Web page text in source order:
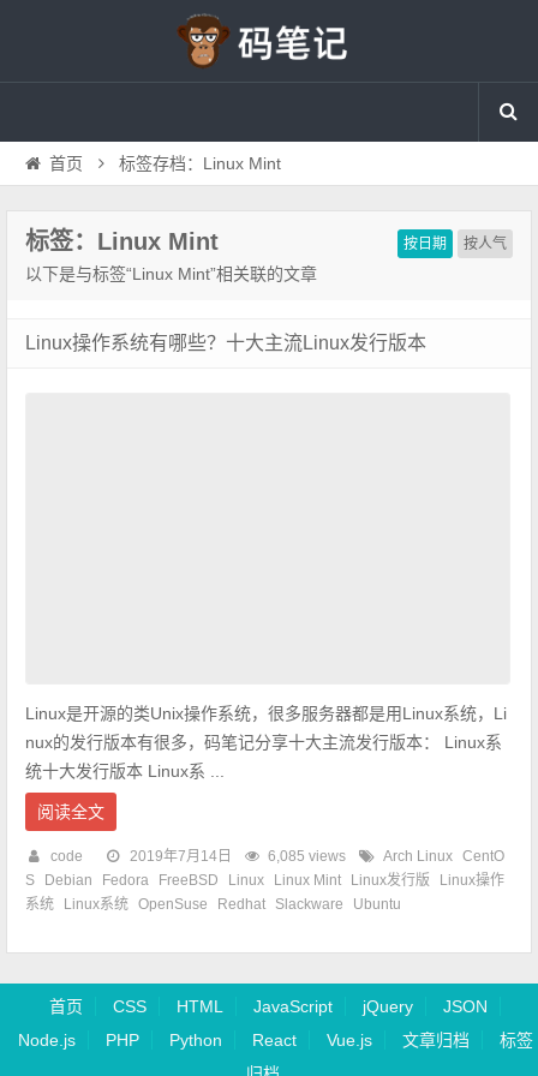
首页 标签存档：Linux Mint
按日期 按人气
标签：Linux Mint
以下是与标签“Linux Mint”相关联的文章
Linux操作系统有哪些？十大主流Linux发行版本
Linux是开源的类Unix操作系统，很多服务器都是用Linux系统，Li
nux的发行版本有很多，码笔记分享十大主流发行版本： Linux系
统十大发行版本 Linux系 ...
阅读全文
code 2019年7月14日 6,085 views Arch Linux CentO
S
Debian Fedora FreeBSD Linux Linux Mint Linux发行版
Linux操作
系统
Linux系统 OpenSuse Redhat Slackware Ubuntu
首页 CSS HTML JavaScript jQuery
JSON
Node.js
PHP Python React Vue.js 文章归档
标签